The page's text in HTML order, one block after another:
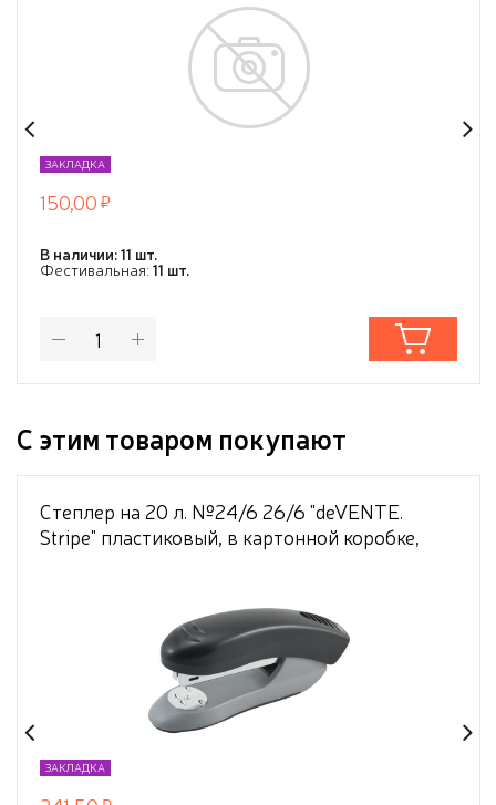
ЗАКЛАДКА
150,00
В наличии: 11 шт.
Фестивальная: 11 шт.
С этим товаром покупают
Степлер на 20 л. №24/6 26/6 "deVENTE.
Stripe" пластиковый, в картонной коробке,
ЗАКЛАДКА